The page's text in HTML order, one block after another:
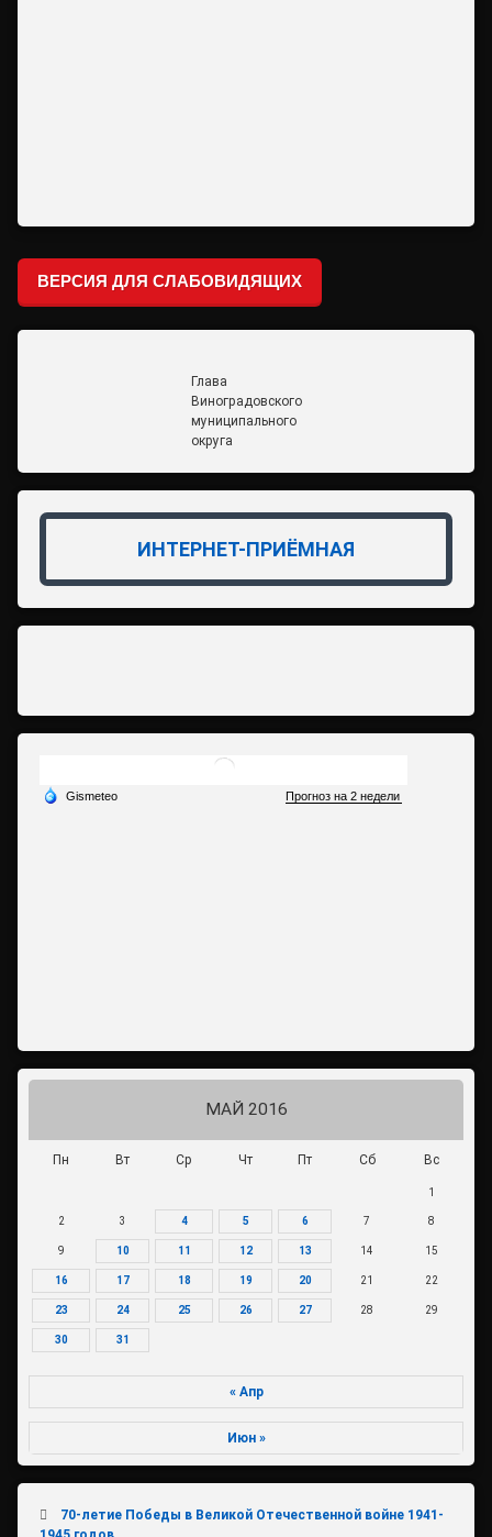
ВЕРСИЯ ДЛЯ СЛАБОВИДЯЩИХ
Глава
Виноградовского
муниципального
округа
ИНТЕРНЕТ-ПРИЁМНАЯ
МАЙ 2016
Пн Вт Ср Чт Пт Сб Вс
1
2 3 4 5 6 7 8
9 10 11 12 13 14 15
16 17 18 19 20 21 22
23 24 25 26 27 28 29
30 31
« Апр
Июн »
70-летие Победы в Великой Отечественной войне 1941-